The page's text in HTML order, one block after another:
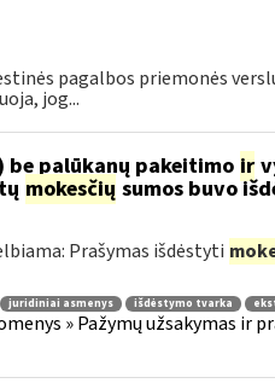
pagalbos priemonės
jog...
be palūkanų pakeitimo ir
mokesčių sumos buvo
Prašymas išdėstyti
juridiniai asmenys išdėstymo tvarka
» Pažymų užsakymas ir